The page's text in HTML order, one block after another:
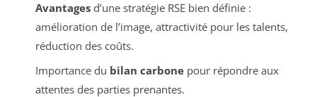
Avantagesd’une stratégie RSE bien définie :
amélioration de l’image, attractivité pour les talents,
réduction des coûts.
Importance du bilan carbonepour répondre aux
attentes des parties prenantes.